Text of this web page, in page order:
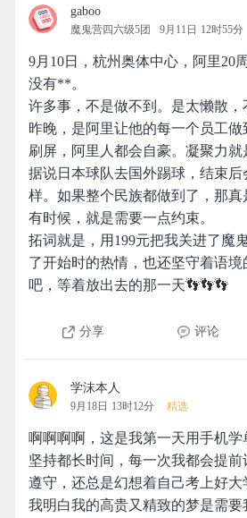
gaboo
魔鬼营四六级5团 9月11日 12时55分
9月10日，杭州奥体中心，阿里20
没有**。
许多事，不是做不到。是太懒散，
昨晚，是阿里让他的每一个员工
刷屏，阿里人都会自豪。凝聚力就
据说日本球队去国外踢球，结束
样。如果整个民族都做到了，那真
有时候，就是需要一点约束。
拓词就是，用199元把我关进了魔
了开始时的热情，也还坚守着语
吧，等着放出去的那一天👣👣👣
分享 评论
学沫本人
9月18日 13时12分 精选
啊啊啊啊，这是我第一天用手机
坚持都长时间，每一次我都会提
遵守，还总是幻想着自己考上好
我明白我的高贵又精致的梦是需